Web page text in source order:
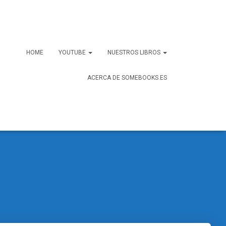
HOME YOUTUBE NUESTROS LIBROS
ACERCA DE SOMEBOOKS.ES